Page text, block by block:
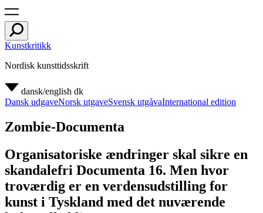
Kunstkritikk
Nordisk kunsttidsskrift
dansk/english dk
Dansk udgaveNorsk utgaveSvensk utgåvaInternational edition
Zombie-Documenta
Organisatoriske ændringer skal sikre en
skandalefri Documenta 16. Men hvor
troværdig er en verdensudstilling for
kunst i Tyskland med det nuværende